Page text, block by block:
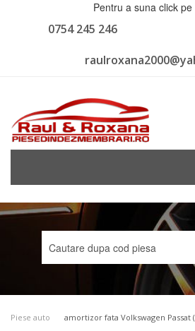
Pentru a suna click
0754 245 246
Piese auto amortizor fata Volkswagen Passat